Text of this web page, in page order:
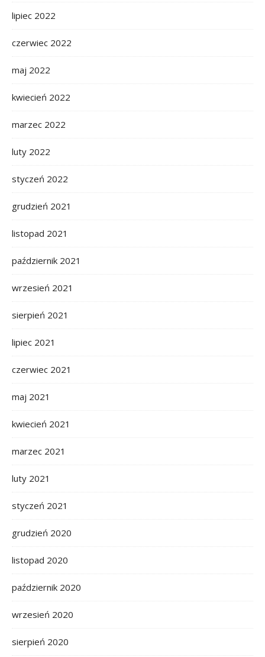
lipiec 2022
czerwiec 2022
maj 2022
kwiecień 2022
marzec 2022
luty 2022
styczeń 2022
grudzień 2021
listopad 2021
październik 2021
wrzesień 2021
sierpień 2021
lipiec 2021
czerwiec 2021
maj 2021
kwiecień 2021
marzec 2021
luty 2021
styczeń 2021
grudzień 2020
listopad 2020
październik 2020
wrzesień 2020
sierpień 2020